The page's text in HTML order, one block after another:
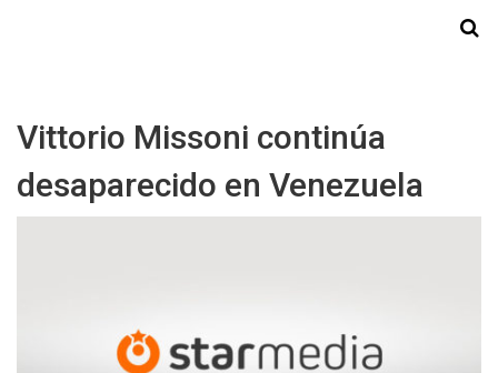
Vittorio Missoni continúa
desaparecido en Venezuela